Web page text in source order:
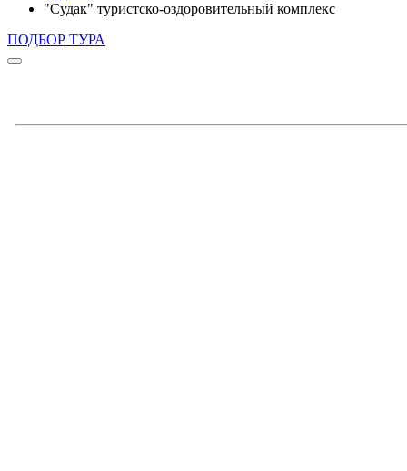
"Судак" туристско-оздоровительный комплекс
ПОДБОР ТУРА